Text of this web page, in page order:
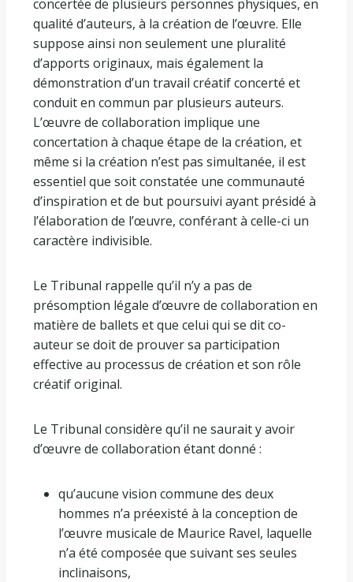
concertée de plusieurs personnes physiques, en
qualité d’auteurs, à la création de l’œuvre. Elle
suppose ainsi non seulement une pluralité
d’apports originaux, mais également la
démonstration d’un travail créatif concerté et
conduit en commun par plusieurs auteurs.
L’œuvre de collaboration implique une
concertation à chaque étape de la création, et
même si la création n’est pas simultanée, il est
essentiel que soit constatée une communauté
d’inspiration et de but poursuivi ayant présidé à
l’élaboration de l’œuvre, conférant à celle-ci un
caractère indivisible.
Le Tribunal rappelle qu’il n’y a pas de
présomption légale d’œuvre de collaboration en
matière de ballets et que celui qui se dit co-
auteur se doit de prouver sa participation
effective au processus de création et son rôle
créatif original.
Le Tribunal considère qu’il ne saurait y avoir
d’œuvre de collaboration étant donné :
qu’aucune vision commune des deux
hommes n’a préexisté à la conception de
l’œuvre musicale de Maurice Ravel, laquelle
n’a été composée que suivant ses seules
inclinaisons,